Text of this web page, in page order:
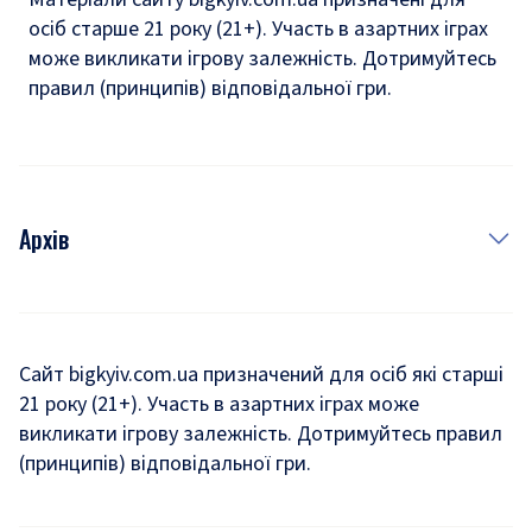
осіб старше 21 року (21+). Участь в азартних іграх
може викликати ігрову залежність. Дотримуйтесь
правил (принципів) відповідальної гри.
Архів
Комуналка
Хроніки війни
Сайт bigkyiv.com.ua призначений для осіб які старші
21 року (21+). Участь в азартних іграх може
викликати ігрову залежність. Дотримуйтесь правил
(принципів) відповідальної гри.